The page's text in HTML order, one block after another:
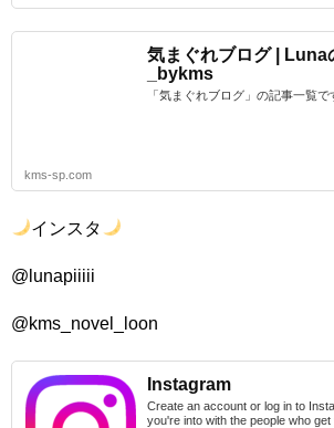
気まぐれブログ | Luna
_bykms
「気まぐれブログ」の記事一覧で
kms-sp.com
インスタ
@lunapiiiii
@kms_novel_loon
Instagram
Create an account or log in to
you're into with the people who get